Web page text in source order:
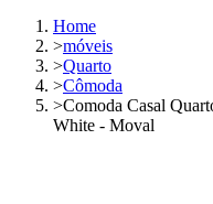
Home
>móveis
>Quarto
>Cômoda
>Comoda Casal
White - Moval